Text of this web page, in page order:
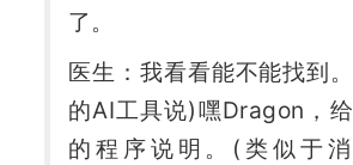
了。
医生：我看看能不能找到
的AI工具说)嘿Dragon，
的程序说明。(类似于